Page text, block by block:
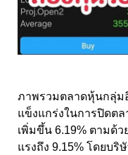
ภาพรวมตลาดหุ้นกลุ่ม
แข็งแกร่งในการปิดตล
เพิ่มขึ้น 6.19% ตามด้ว
แรงถึง 9.15% โดยบ